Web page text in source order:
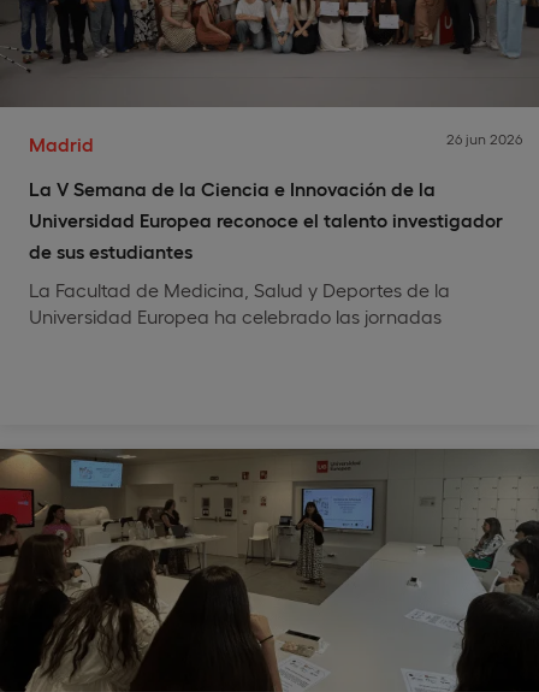
Madrid
La V Semana de la Ciencia e Innovación de la
Universidad Europea reconoce el talento investigador
de sus estudiantes
26 jun 2026
La Facultad de Medicina, Salud y Deportes de la
Universidad Europea ha celebrado las jornadas